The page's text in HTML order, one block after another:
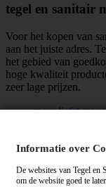
tegel en sanitair
Voor het kopen van
aan het juiste adres.
het gebied van
hoge kwaliteit
zeer lage prijzen.
maar liefst
Algemene
Informatie over
De websites van Tegel
om de website goed te